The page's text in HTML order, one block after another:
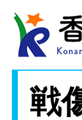
戦